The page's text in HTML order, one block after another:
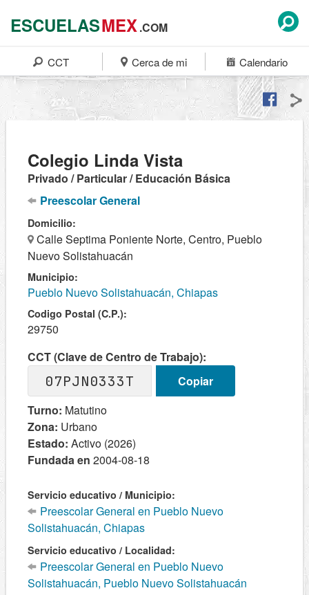
ESCUELASMEX.COM
CCT Cerca de mi Calendario
Colegio Linda Vista
Privado / Particular / Educación Básica
Preescolar General
Domicilio:
Calle Septima Poniente Norte, Centro, Pueblo
Nuevo Solistahuacán
Municipio:
Pueblo Nuevo Solistahuacán, Chiapas
Codigo Postal (C.P.):
29750
CCT (Clave de Centro de Trabajo):
07PJN0333T
Copiar
Turno: Matutino
Zona: Urbano
Estado: Activo (2026)
Fundada en 2004-08-18
Servicio educativo / Municipio:
Preescolar General en Pueblo Nuevo
Solistahuacán, Chiapas
Servicio educativo / Localidad:
Preescolar General en Pueblo Nuevo
Solistahuacán, Pueblo Nuevo Solistahuacán